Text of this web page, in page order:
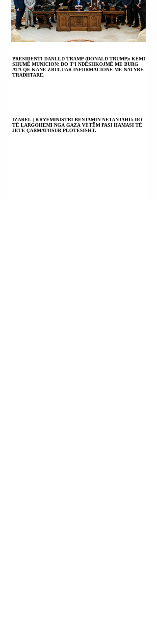
PRESIDENTI DANLLD TRAMP (DONALD TRUMP): KEMI
SHUMË MUNICION; DO T’I NDËSHKOJMË ME BURG
ATA QË KANË ZBULUAR INFORMACIONE ME NATYRË
TRADHTARE.
IZAREL | KRYEMINISTRI BENJAMIN NETANJAHU: DO
TË LARGOHEMI NGA GAZA VETËM PASI HAMASI TË
JETË ÇARMATOSUR PLOTËSISHT.